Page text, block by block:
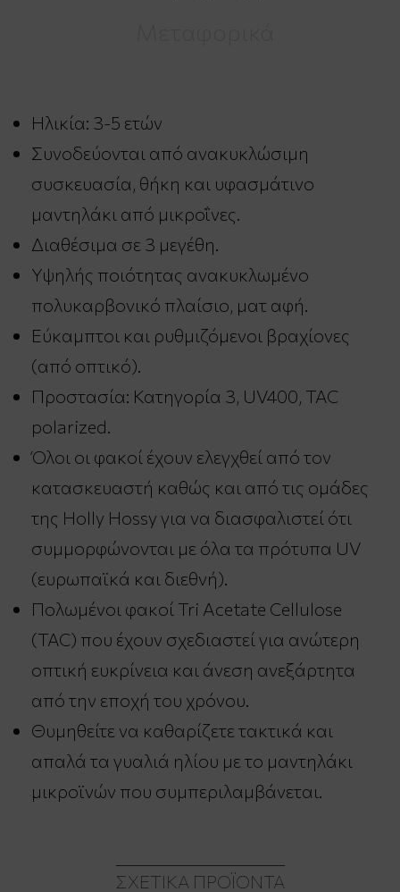
Ηλικία: 3-5 ετών
Συνοδεύονται από ανακυκλώσιμη
συσκευασία, θήκη και υφασμάτινο
μαντηλάκι από μικροΐνες.
Διαθέσιμα σε 3 μεγέθη.
Υψηλής ποιότητας ανακυκλωμένο
πολυκαρβονικό πλαίσιο, ματ αφή.
Εύκαμπτοι και ρυθμιζόμενοι βραχίονες
(από οπτικό).
Προστασία: Κατηγορία 3, UV400, TAC
polarized.
Όλοι οι φακοί έχουν ελεγχθεί από τον
κατασκευαστή καθώς και από τις ομάδες
της Holly Hossy για να διασφαλιστεί ότι
συμμορφώνονται με όλα τα πρότυπα UV
(ευρωπαϊκά και διεθνή).
Πολωμένοι φακοί Tri Acetate Cellulose
(TAC) που έχουν σχεδιαστεί για ανώτερη
οπτική ευκρίνεια και άνεση ανεξάρτητα
από την εποχή του χρόνου.
Θυμηθείτε να καθαρίζετε τακτικά και
απαλά τα γυαλιά ηλίου με το μαντηλάκι
μικροϊνών που συμπεριλαμβάνεται.
ΣΧΕΤΙΚΆ ΠΡΟΪΌΝΤΑ